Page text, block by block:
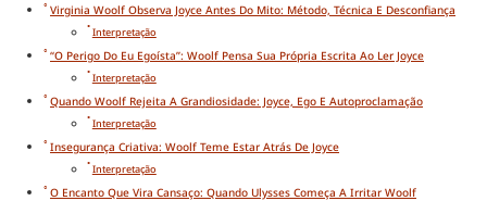
Virginia Woolf Observa Joyce Antes Do Mito: Método, Técnica E Desconfiança
Interpretação
“O Perigo Do Eu Egoísta”: Woolf Pensa Sua Própria Escrita Ao Ler Joyce
Interpretação
Quando Woolf Rejeita A Grandiosidade: Joyce, Ego E Autoproclamação
Interpretação
Insegurança Criativa: Woolf Teme Estar Atrás De Joyce
Interpretação
O Encanto Que Vira Cansaço: Quando Ulysses Começa A Irritar Woolf